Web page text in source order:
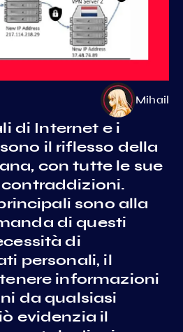
Mihail
di Internet e i
il riflesso della
con tutte le sue
sono alla
di questi
di
personali, il
informazioni
da qualsiasi
evidenzia il